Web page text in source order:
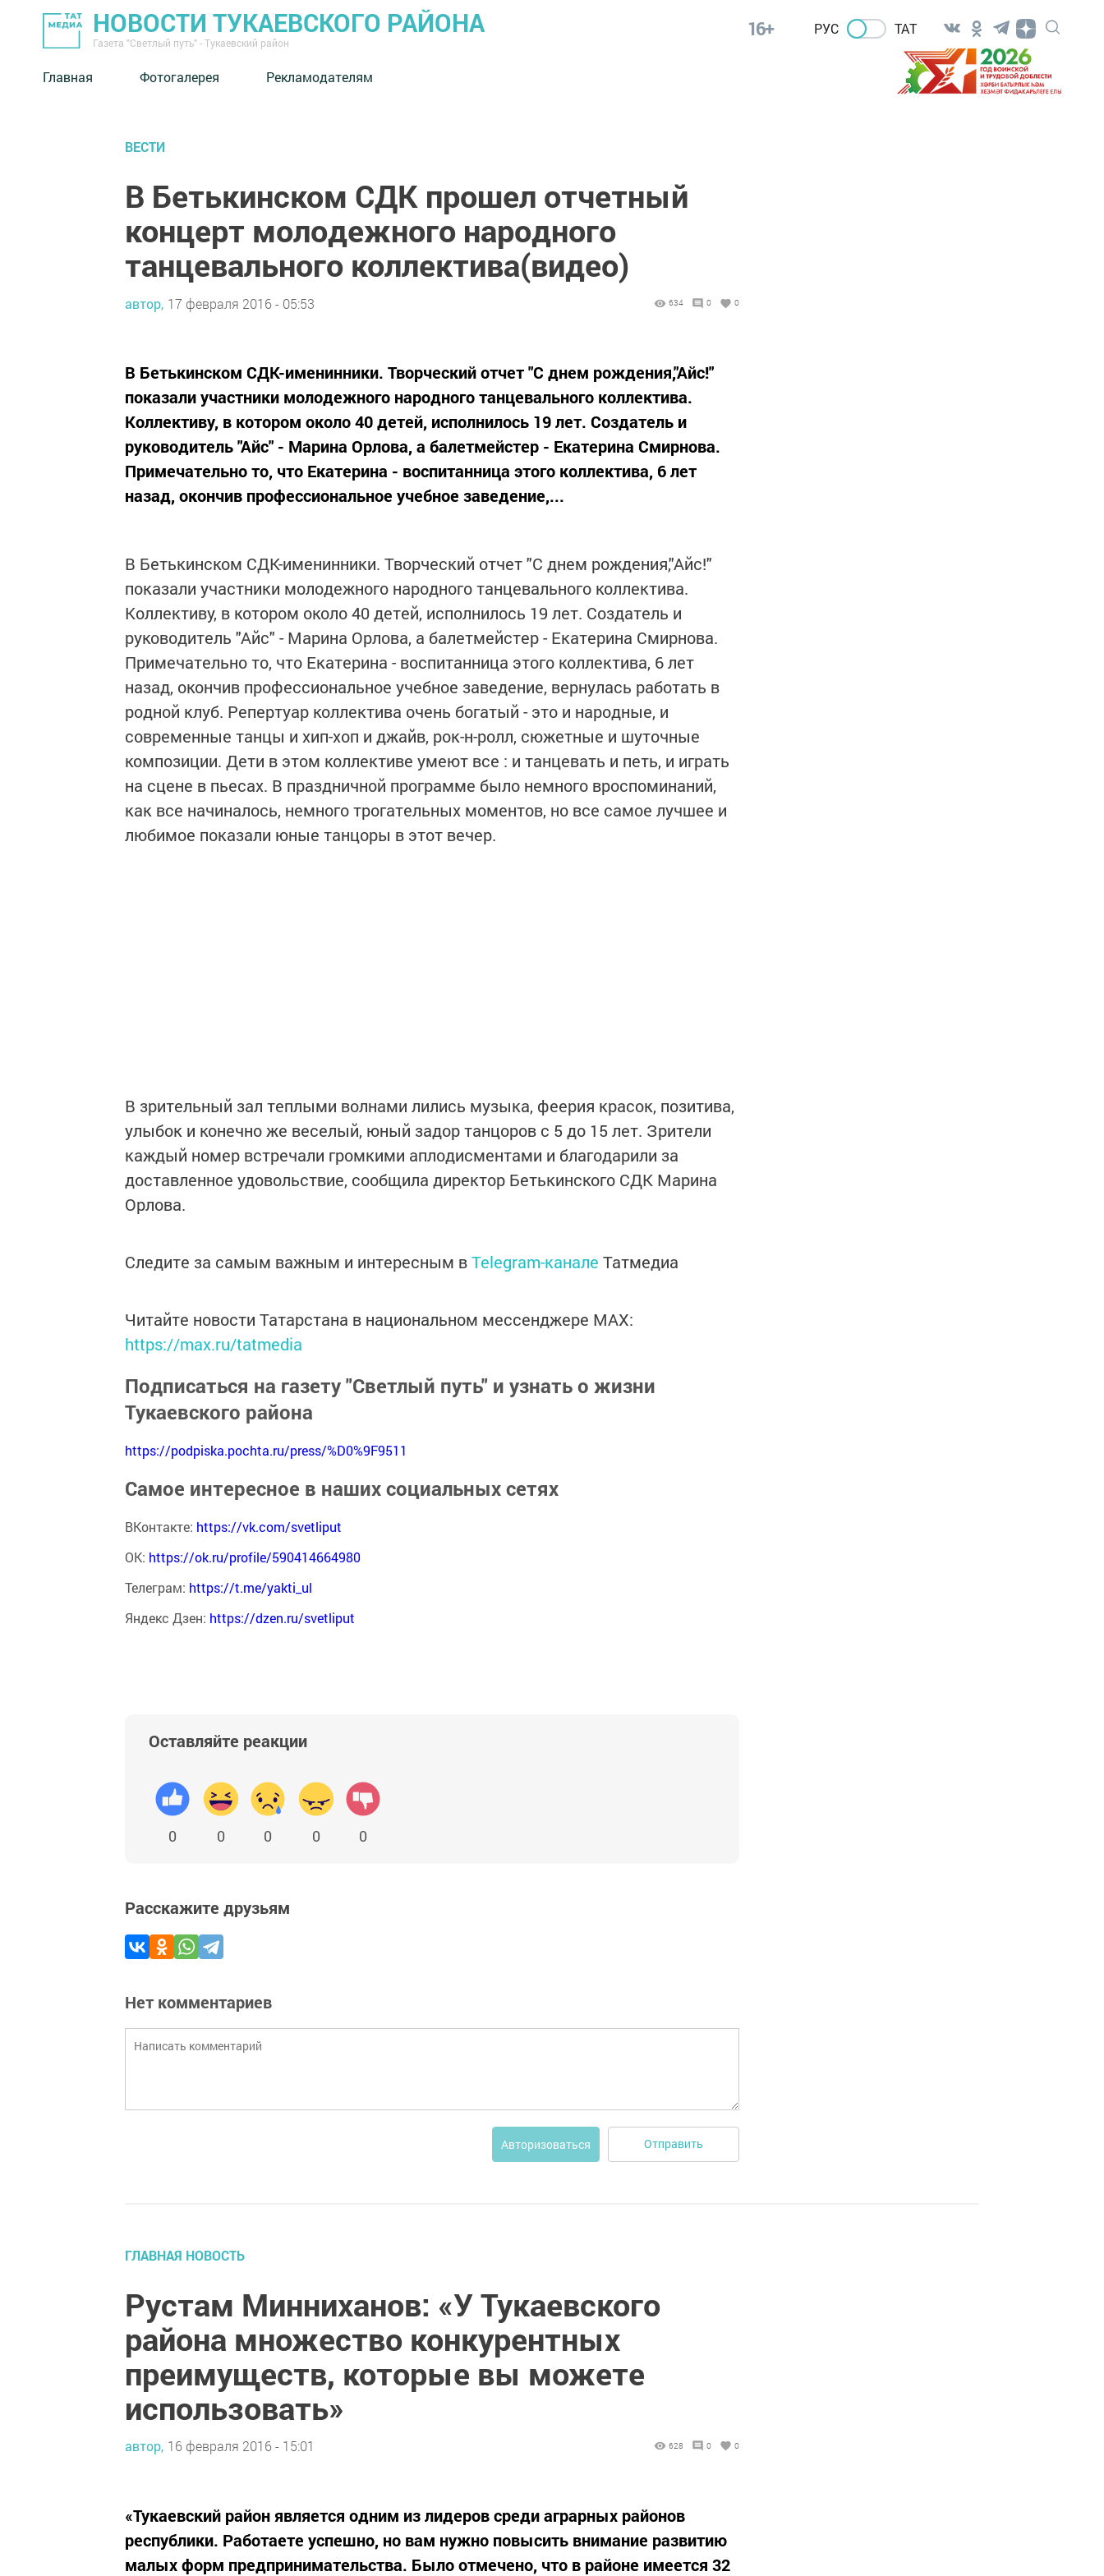
НОВОСТИ ТУКАЕВСКОГО РАЙОНА
Газета "Светлый путь" - Тукаевский район
16+ РУС ТАТ
Главная Фотогалерея Рекламодателям
ВЕСТИ
В Бетькинском СДК прошел отчетный
концерт молодежного народного
танцевального коллектива(видео)
автор, 17 февраля 2016 - 05:53 634 0 0
В Бетькинском СДК-именинники. Творческий отчет "С днем рождения,"Айс!"
показали участники молодежного народного танцевального коллектива.
Коллективу, в котором около 40 детей, исполнилось 19 лет. Создатель и
руководитель "Айс" - Марина Орлова, а балетмейстер - Екатерина Смирнова.
Примечательно то, что Екатерина - воспитанница этого коллектива, 6 лет
назад, окончив профессиональное учебное заведение,...
В Бетькинском СДК-именинники. Творческий отчет "С днем рождения,"Айс!"
показали участники молодежного народного танцевального коллектива.
Коллективу, в котором около 40 детей, исполнилось 19 лет. Создатель и
руководитель "Айс" - Марина Орлова, а балетмейстер - Екатерина Смирнова.
Примечательно то, что Екатерина - воспитанница этого коллектива, 6 лет
назад, окончив профессиональное учебное заведение, вернулась работать в
родной клуб. Репертуар коллектива очень богатый - это и народные, и
современные танцы и хип-хоп и джайв, рок-н-ролл, сюжетные и шуточные
композиции. Дети в этом коллективе умеют все : и танцевать и петь, и играть
на сцене в пьесах. В праздничной программе было немного вроспоминаний,
как все начиналось, немного трогательных моментов, но все самое лучшее и
любимое показали юные танцоры в этот вечер.
В зрительный зал теплыми волнами лились музыка, феерия красок, позитива,
улыбок и конечно же веселый, юный задор танцоров с 5 до 15 лет. Зрители
каждый номер встречали громкими аплодисментами и благодарили за
доставленное удовольствие, сообщила директор Бетькинского СДК Марина
Орлова.
Следите за самым важным и интересным вTelegram-канале Татмедиа
Читайте новости Татарстана в национальном мессенджере MАХ:
https://max.ru/tatmedia
Подписаться на газету "Светлый путь" и узнать о жизни
Тукаевского района
https://podpiska.pochta.ru/press/%D0%9F9511
Самое интересное в наших социальных сетях
ВКонтакте: https://vk.com/svetliput
ОК: https://ok.ru/profile/590414664980
Телеграм: https://t.me/yakti_ul
Яндекс Дзен: https://dzen.ru/svetliput
Оставляйте реакции
0 0 0 0 0
Расскажите друзьям
Нет комментариев
Авторизоваться Отправить
ГЛАВНАЯ НОВОСТЬ
Рустам Минниханов: «У Тукаевского
района множество конкурентных
преимуществ, которые вы можете
использовать»
автор, 16 февраля 2016 - 15:01 628 0 0
«Тукаевский район является одним из лидеров среди аграрных районов
республики. Работаете успешно, но вам нужно повысить внимание развитию
малых форм предпринимательства. Было отмечено, что в районе имеется 32